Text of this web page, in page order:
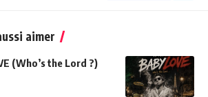
aimer
(Who’s the Lord ?)